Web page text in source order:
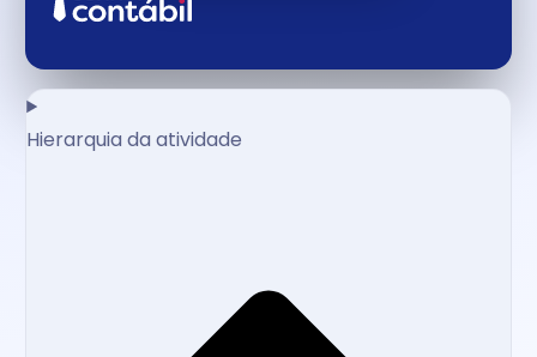
Hierarquia da atividade